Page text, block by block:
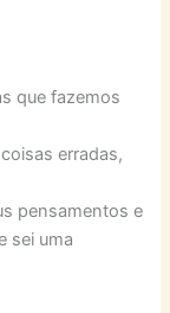
que fazemos
erradas,
pensamentos e
sei uma